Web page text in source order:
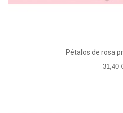
Pétalos de rosa
31,40